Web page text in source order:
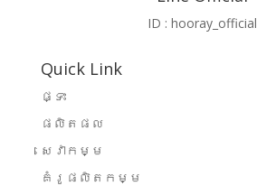
ID : hooray_official
Quick Link
ផ្ទះ
ផលិតផល
សេវាកម្ម
គំរូផលិតកម្ម